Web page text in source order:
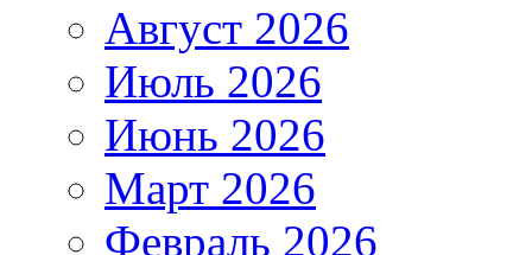
Август 2026
Июль 2026
Июнь 2026
Март 2026
Февраль 2026